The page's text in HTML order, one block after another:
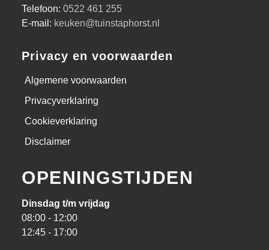
Telefoon: 0522 461 255
E-mail: keuken@tuinstaphorst.nl
Privacy en voorwaarden
Algemene voorwaarden
Privacyverklaring
Cookieverklaring
Disclaimer
OPENINGSTIJDEN
Dinsdag t/m vrijdag
08:00 - 12:00
12:45 - 17:00